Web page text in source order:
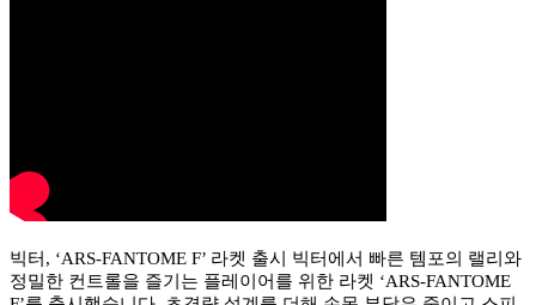
빅터, ‘ARS-FANTOME F’ 라켓 출시 빅터에서 빠른 템포의 랠리와
정밀한 컨트롤을 즐기는 플레이어를 위한 라켓 ‘ARS-FANTOME